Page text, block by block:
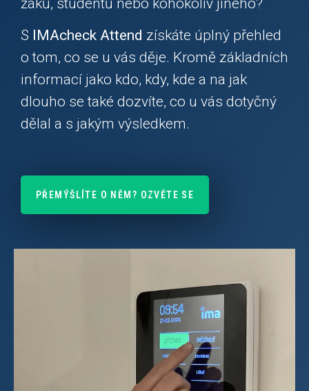
žáků, studentů nebo kohokoliv jiného?
S IMAcheck Attend získáte úplný přehled
o tom, co se u vás děje. Kromě základních
informací jako kdo, kdy, kde a na jak
dlouho se také dozvíte, co u vás dotyčný
dělal a s jakým výsledkem.
PŘEMÝŠLÍTE O NĚM? OZVĚTE SE